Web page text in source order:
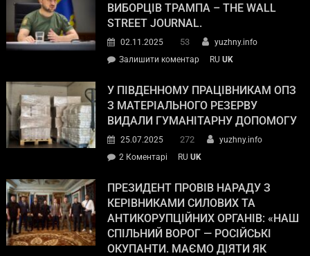
ВИБОРЦІВ ТРАМПА – THE WALL
STREET JOURNAL.
02.11.2025 53
yuzhny.info
Залишити коментар
RU UK
У ПІВДЕННОМУ ПРАЦІВНИКАМ ОПЗ
З МАТЕРІАЛЬНОГО РЕЗЕРВУ
ВИДАЛИ ГУМАНІТАРНУ ДОПОМОГУ
25.07.2025 272
yuzhny.info
2 Коментарі
RU UK
ПРЕЗИДЕНТ ПРОВІВ НАРАДУ З
КЕРІВНИКАМИ СИЛОВИХ ТА
АНТИКОРУПЦІЙНИХ ОРГАНІВ: «НАШ
СПІЛЬНИЙ ВОРОГ — РОСІЙСЬКІ
ОКУПАНТИ. МАЄМО ДІЯТИ ЯК